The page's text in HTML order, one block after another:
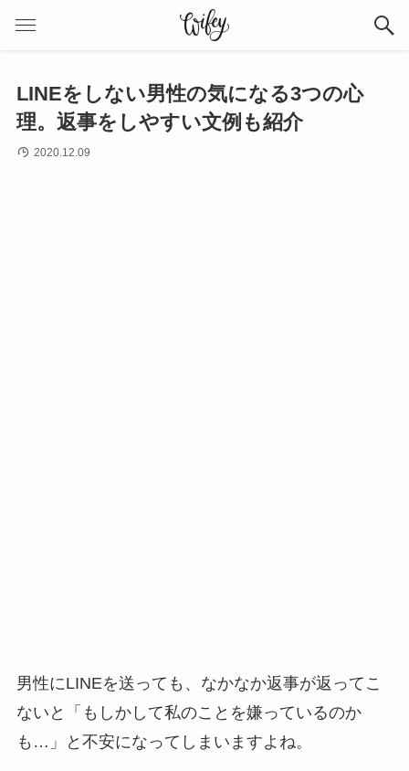
LINEをしない男性の気になる3つの心
理。返事をしやすい文例も紹介
2020.12.09
男性にLINEを送っても、なかなか返事が返ってこ
ないと「もしかして私のことを嫌っているのか
も…」と不安になってしまいますよね。